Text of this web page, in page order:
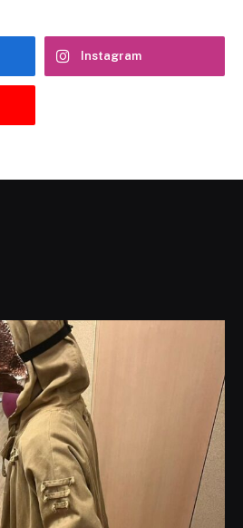
Instagram
dobryhorror
Lis 1